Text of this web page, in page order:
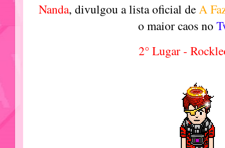
Nanda, divulgou a lista oficial deA
o maior caos no
2° Lugar -